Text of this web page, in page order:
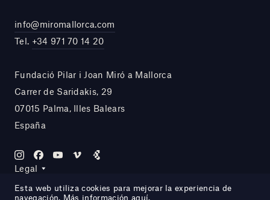
info@miromallorca.com
Tel. +34 971 70 14 20
Fundació Pilar i Joan Miró a Mallorca
Carrer de Saridakis, 29
07015 Palma, Illes Balears
España
Legal
Esta web utiliza cookies para mejorar la experiencia de
navegación. Más información aquí.